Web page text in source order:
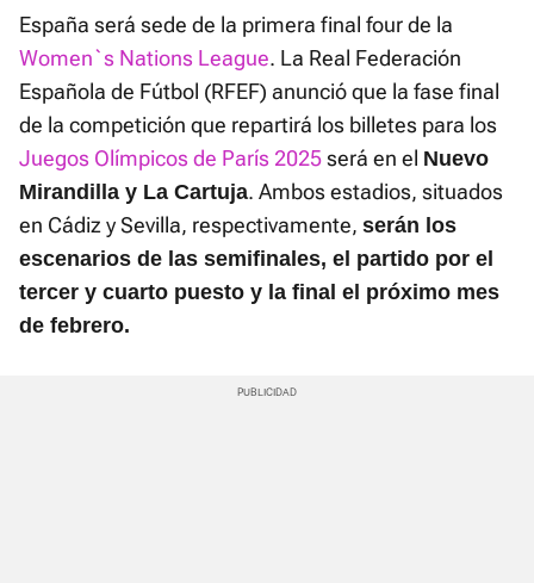
España será sede de la primera final four de la
Women`s Nations League. La Real Federación
Española de Fútbol (RFEF) anunció que la fase final
de la competición que repartirá los billetes para los
Juegos Olímpicos de París 2025será en el Nuevo
Mirandilla y La Cartuja. Ambos estadios, situados
en Cádiz y Sevilla, respectivamente, serán los
escenarios de las semifinales, el partido por el
tercer y cuarto puesto y la final el próximo mes
de febrero.